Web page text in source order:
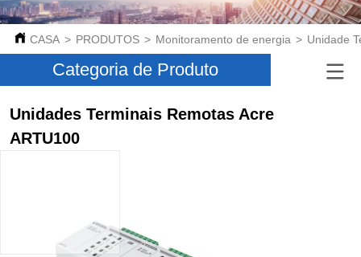
CASA > PRODUTOS > Monitoramento de energia > Unidade
Categoria de Produto
Unidades Terminais Remotas Acre
ARTU100